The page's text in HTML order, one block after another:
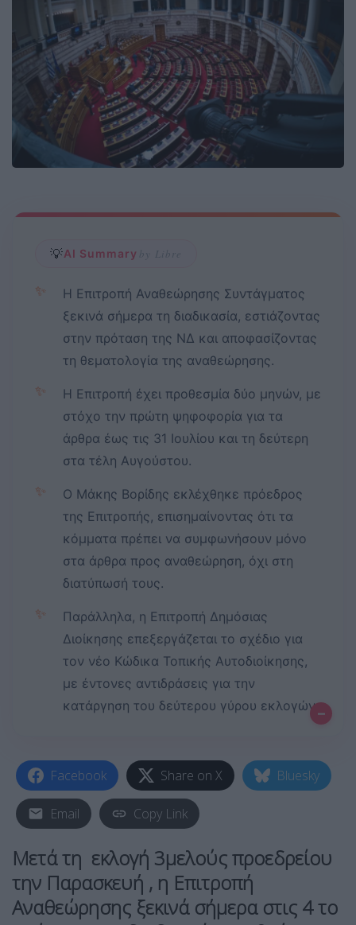
💡AI Summary by Libre
✨
Η Επιτροπή Αναθεώρησης Συντάγματος
ξεκινά σήμερα τη διαδικασία, εστιάζοντας
στην πρόταση της ΝΔ και αποφασίζοντας
τη θεματολογία της αναθεώρησης.
✨
Η Επιτροπή έχει προθεσμία δύο μηνών, με
στόχο την πρώτη ψηφοφορία για τα
άρθρα έως τις 31 Ιουλίου και τη δεύτερη
στα τέλη Αυγούστου.
✨
Ο Μάκης Βορίδης εκλέχθηκε πρόεδρος
της Επιτροπής, επισημαίνοντας ότι τα
κόμματα πρέπει να συμφωνήσουν μόνο
στα άρθρα προς αναθεώρηση, όχι στη
διατύπωσή τους.
✨
Παράλληλα, η Επιτροπή Δημόσιας
Διοίκησης επεξεργάζεται το σχέδιο για
τον νέο Κώδικα Τοπικής Αυτοδιοίκησης,
με έντονες αντιδράσεις για την
κατάργηση του δεύτερου γύρου εκλογών.–
Facebook Share on X Bluesky
Email Copy Link
Μετά τη εκλογή 3μελούς προεδρείου
την Παρασκευή , η Επιτροπή
Αναθεώρησης ξεκινά σήμερα στις 4 το